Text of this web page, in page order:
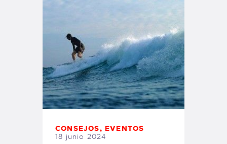
CONSEJOS,EVENTOS
18 junio 2024